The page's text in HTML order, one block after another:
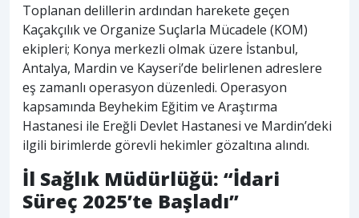
Toplanan delillerin ardından harekete geçen
Kaçakçılık ve Organize Suçlarla Mücadele (KOM)
ekipleri; Konya merkezli olmak üzere İstanbul,
Antalya, Mardin ve Kayseri’de belirlenen adreslere
eş zamanlı operasyon düzenledi. Operasyon
kapsamında Beyhekim Eğitim ve Araştırma
Hastanesi ile Ereğli Devlet Hastanesi ve Mardin’deki
ilgili birimlerde görevli hekimler gözaltına alındı.
İl Sağlık Müdürlüğü: “İdari
Süreç 2025’te Başladı”